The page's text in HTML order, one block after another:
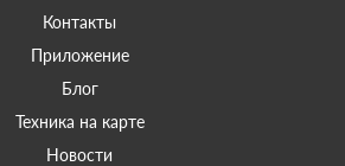
Контакты
Приложение
Блог
Техника на карте
Новости